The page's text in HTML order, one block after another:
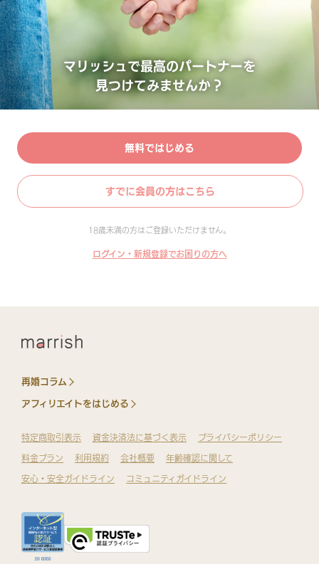
マリッシュで最高のパートナーを
見つけてみませんか？
無料ではじめる
すでに会員の方はこちら
18歳未満の方はご登録いただけません。
ログイン・新規登録でお困りの方へ
再婚コラム
アフィリエイトをはじめる
特定商取引表示 資金決済法に基づく表示 プライバシーポリシー
料金プラン 利用規約 会社概要 年齢確認に関して
安心・安全ガイドライン コミュニティガイドライン